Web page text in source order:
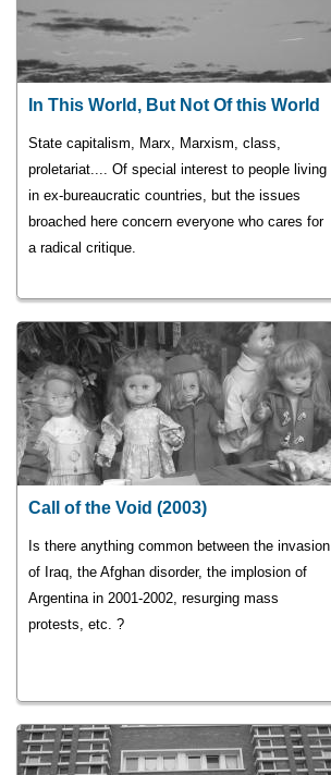
In This World, But Not Of this World
State capitalism, Marx, Marxism, class,
proletariat.... Of special interest to people living
in ex-bureaucratic countries, but the issues
broached here concern everyone who cares for
a radical critique.
Call of the Void (2003)
Is there anything common between the invasion
of Iraq, the Afghan disorder, the implosion of
Argentina in 2001-2002, resurging mass
protests, etc. ?